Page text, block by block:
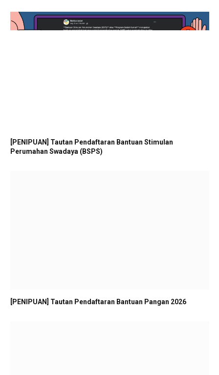
[PENIPUAN] Tautan Pendaftaran Bantuan Stimulan
Perumahan Swadaya (BSPS)
[PENIPUAN] Tautan Pendaftaran Bantuan Pangan 2026